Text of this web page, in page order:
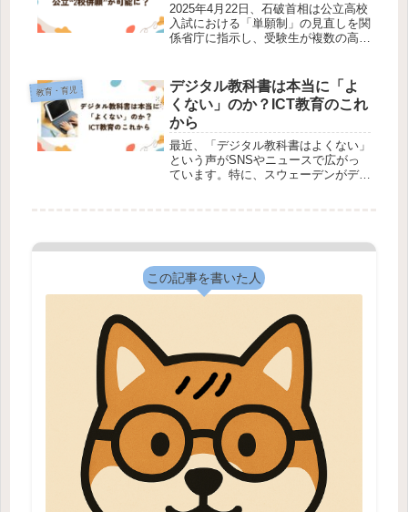
​2025年4月22日、石破首相は公立高校
入試における「単願制」の見直しを関
係省庁に指示し、受験生が複数の高校
は、受験生の選択肢を広げ、公立高校
への進学を促進することを目...
教育・育児
デジタル教科書は本当に「よ
くない」のか？ICT教育のこれ
から
最近、「デジタル教科書はよくない」
という声がSNSやニュースで広がっ
ています。特に、スウェーデンがデジ
この記事を書いた人